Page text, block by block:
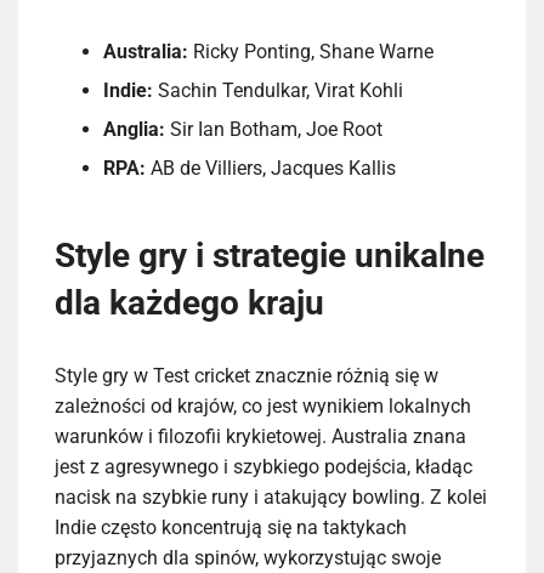
Australia: Ricky Ponting, Shane Warne
Indie: Sachin Tendulkar, Virat Kohli
Anglia: Sir Ian Botham, Joe Root
RPA: AB de Villiers, Jacques Kallis
Style gry i strategie unikalne
dla każdego kraju
Style gry w Test cricket znacznie różnią się w
zależności od krajów, co jest wynikiem lokalnych
warunków i filozofii krykietowej. Australia znana
jest z agresywnego i szybkiego podejścia, kładąc
nacisk na szybkie runy i atakujący bowling. Z kolei
Indie często koncentrują się na taktykach
przyjaznych dla spinów, wykorzystując swoje